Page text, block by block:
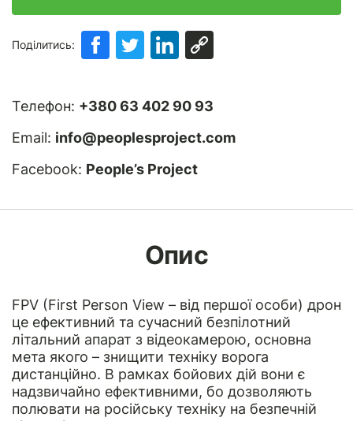
Поділитись:
Телефон: +380 63 402 90 93
Email: info@peoplesproject.com
Facebook: People’s Project
Опис
FPV (First Person View – від першої особи) дрон
це ефективний та сучасний безпілотний
літальний апарат з відеокамерою, основна
мета якого – знищити техніку ворога
дистанційно. В рамках бойових дій вони є
надзвичайно ефективними, бо дозволяють
полювати на російську техніку на безпечній